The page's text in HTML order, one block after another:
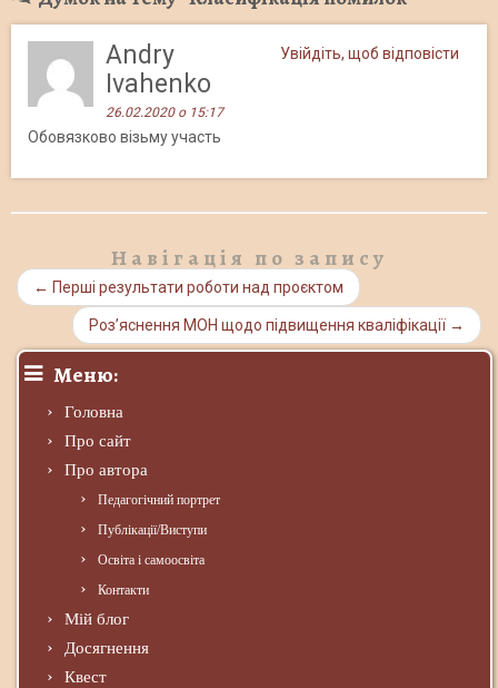
Увійдіть, щоб відповісти
Andry
Ivahenko
26.02.2020 о 15:17
Обовязково візьму участь
Навігація по запису
← Перші результати роботи над проєктом
Роз’яснення МОН щодо підвищення кваліфікації →
Меню:
Головна
Про сайт
Про автора
Педагогічний портрет
Публікації/Виступи
Освіта і самоосвіта
Контакти
Мій блог
Досягнення
Квест